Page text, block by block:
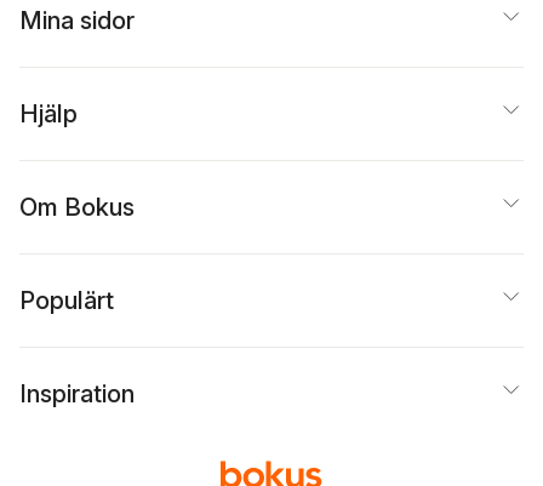
Mina sidor
Hjälp
Om Bokus
Populärt
Inspiration